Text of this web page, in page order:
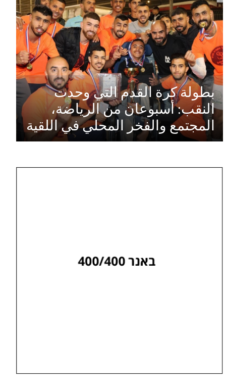
بطولة كرة القدم التي وحدت
النقب: أسبوعان من الرياضة،
المجتمع والفخر المحلي في اللقية